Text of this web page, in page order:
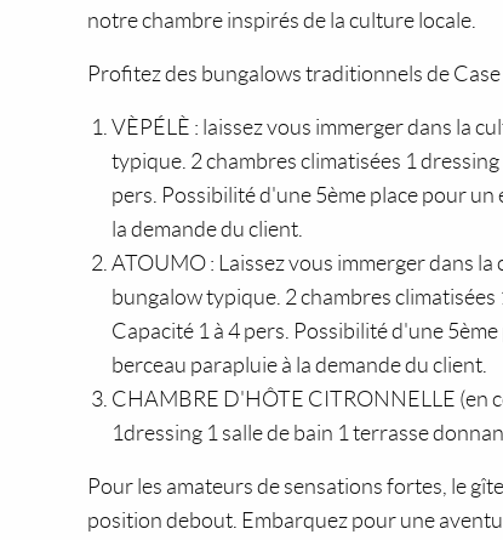
notre chambre inspirés de la culture locale.
Profitez des bungalows traditionnels de Case
VÈPÉLÈ : laissez vous immerger dans la
typique. 2 chambres climatisées 1
pers. Possibilité d'une 5ème place pour
la demande du client.
ATOUMO : Laissez vous immerger dans
bungalow typique. 2 chambres
Capacité 1 à 4 pers. Possibilité d'une
berceau parapluie à la demande du client.
CHAMBRE D'HÔTE CITRONNELLE (en
1dressing 1 salle de bain 1 terrasse
Pour les amateurs de sensations fortes, le
position debout. Embarquez pour une